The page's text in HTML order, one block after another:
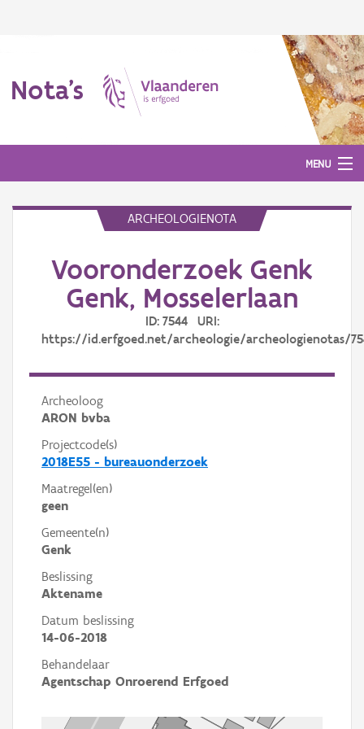
Nota's
MENU
Aanmelden
ARCHEOLOGIENOTA
Vooronderzoek Genk
Genk, Mosselerlaan
ID: 7544 URI:
https://id.erfgoed.net/archeologie/archeologienotas/
Archeoloog
ARON bvba
Projectcode(s)
2018E55 - bureauonderzoek
Maatregel(en)
geen
Gemeente(n)
Genk
Beslissing
Aktename
Datum beslissing
14-06-2018
Behandelaar
Agentschap Onroerend Erfgoed